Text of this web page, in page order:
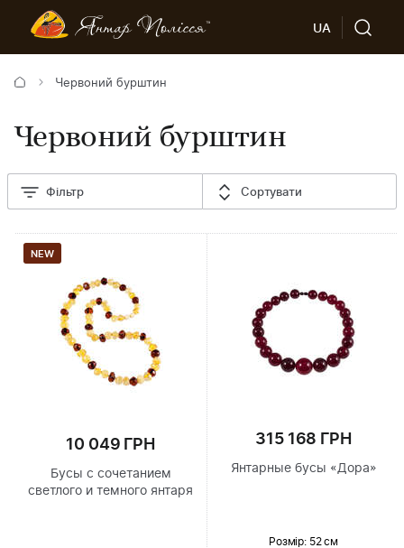
UA
Червоний бурштин
Червоний бурштин
Фільтр Сортувати
NEW
10 049 ГРН
Бусы с сочетанием
светлого и темного янтаря
315 168 ГРН
Янтарные бусы «Дора»
Розмір: 52 см